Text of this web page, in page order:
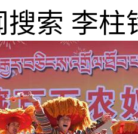
搜索 李柱